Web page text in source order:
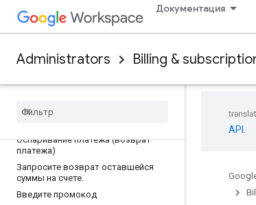
Документация
Administrators Billing &
Обновите данные кредитной карты
Обновите адрес вашей компании.
адрес электронной почты для
Переключиться на местную валюту
О надежной аутентификации
Оспаривание платежа (возврат
платежа)
Запросите возврат оставшейся
суммы на счете.
Введите промокод
API